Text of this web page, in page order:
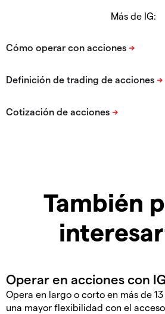
Más de IG:
También
Opera en largo o corto en más de
una mayor flexibilidad con el